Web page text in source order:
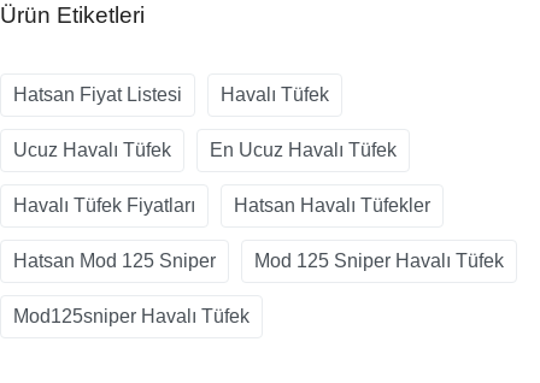
Ürün Etiketleri
Hatsan Fiyat Listesi Havalı Tüfek
Ucuz Havalı Tüfek En Ucuz Havalı Tüfek
Havalı Tüfek Fiyatları Hatsan Havalı Tüfekler
Hatsan Mod 125 Sniper Mod 125 Sniper Havalı Tüfek
Mod125sniper Havalı Tüfek